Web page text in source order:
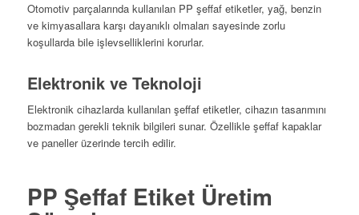
Otomotiv parçalarında kullanılan PP şeffaf etiketler, yağ, benzin
ve kimyasallara karşı dayanıklı olmaları sayesinde zorlu
koşullarda bile işlevselliklerini korurlar.
Elektronik ve Teknoloji
Elektronik cihazlarda kullanılan şeffaf etiketler, cihazın tasarımını
bozmadan gerekli teknik bilgileri sunar. Özellikle şeffaf kapaklar
ve paneller üzerinde tercih edilir.
PP Şeffaf Etiket Üretim